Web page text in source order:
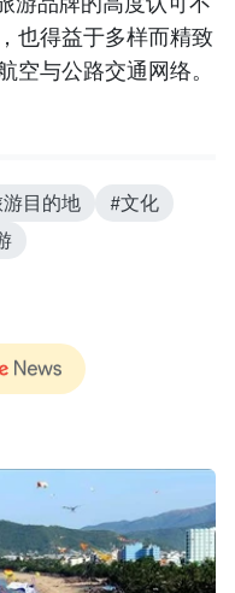
也得益于多样而精致
空与公路交通网络。
目的地
#文化